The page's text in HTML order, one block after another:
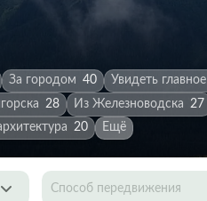
За городом 40 Увидеть главное
28 Из Железноводска 27
20 Ещё
Способ передвижения